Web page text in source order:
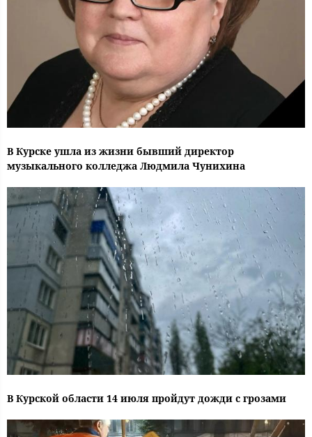
В Курске ушла из жизни бывший директор
музыкального колледжа Людмила Чунихина
В Курской области 14 июля пройдут дожди с грозами